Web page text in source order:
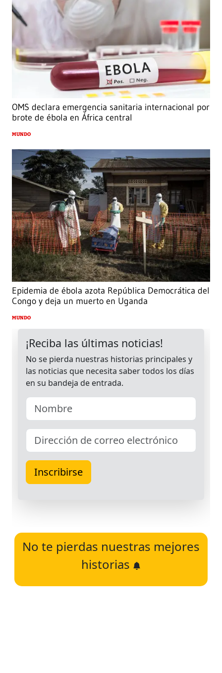
OMS declara emergencia sanitaria internacional por
brote de ébola en África central
MUNDO
Epidemia de ébola azota República Democrática del
Congo y deja un muerto en Uganda
MUNDO
No te pierdas nuestras mejores
historias